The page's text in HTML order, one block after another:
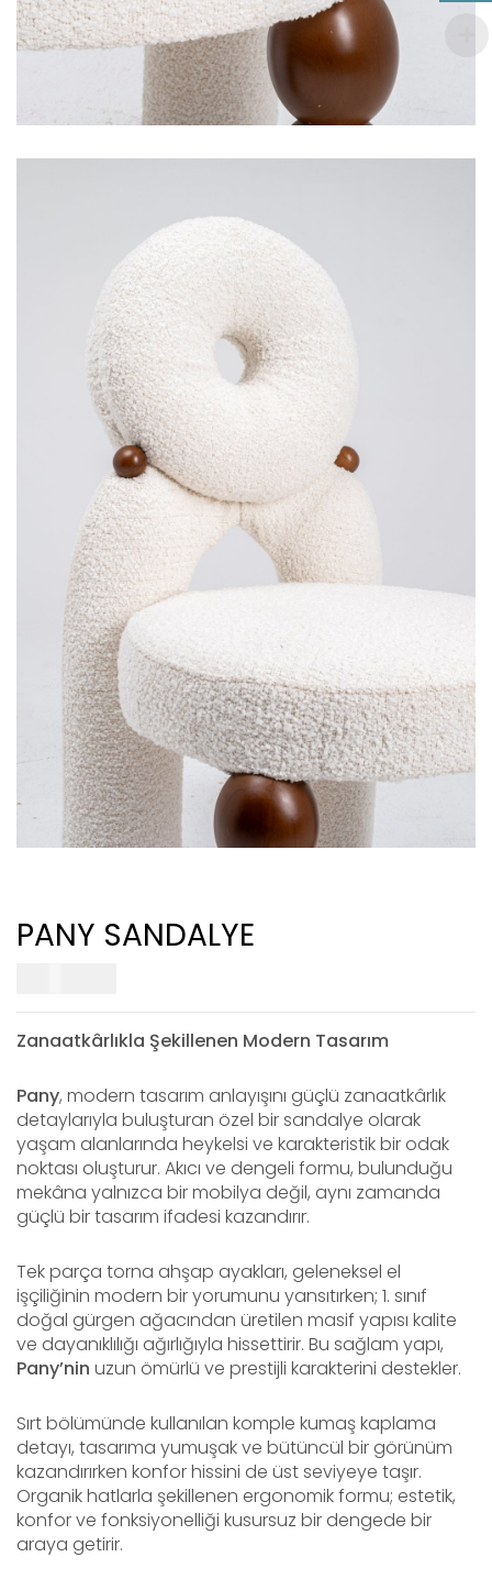
PANY SANDALYE
Zanaatkârlıkla Şekillenen Modern Tasarım
Pany, modern tasarım anlayışını güçlü zanaatkârlık
detaylarıyla buluşturan özel bir sandalye olarak
yaşam alanlarında heykelsi ve karakteristik bir odak
noktası oluşturur. Akıcı ve dengeli formu, bulunduğu
mekâna yalnızca bir mobilya değil, aynı zamanda
güçlü bir tasarım ifadesi kazandırır.
Tek parça torna ahşap ayakları, geleneksel el
işçiliğinin modern bir yorumunu yansıtırken; 1. sınıf
doğal gürgen ağacından üretilen masif yapısı kalite
ve dayanıklılığı ağırlığıyla hissettirir. Bu sağlam yapı,
Pany’nin uzun ömürlü ve prestijli karakterini destekler.
Sırt bölümünde kullanılan komple kumaş kaplama
detayı, tasarıma yumuşak ve bütüncül bir görünüm
kazandırırken konfor hissini de üst seviyeye taşır.
Organik hatlarla şekillenen ergonomik formu; estetik,
konfor ve fonksiyonelliği kusursuz bir dengede bir
araya getirir.